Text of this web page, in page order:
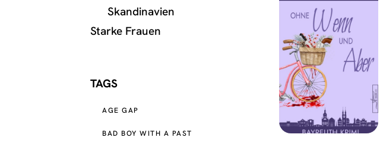
Skandinavien
Starke Frauen
TAGS
AGE GAP
BAD BOY WITH A PAST